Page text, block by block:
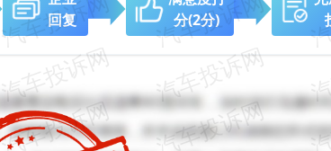
回复
分(2分)